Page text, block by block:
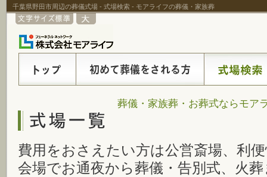
千葉県野田市周辺の葬儀式場 - 式場検索 - モアライフの葬儀・家族葬
葬儀・家族葬・お葬式ならモア
費用をおさえたい方は公営斎場、利
会場でお通夜から葬儀・告別式、火